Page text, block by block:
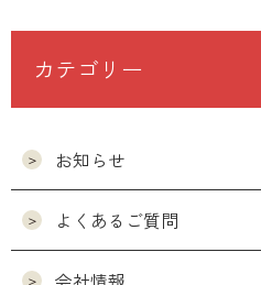
カテゴリー
お知らせ
よくあるご質問